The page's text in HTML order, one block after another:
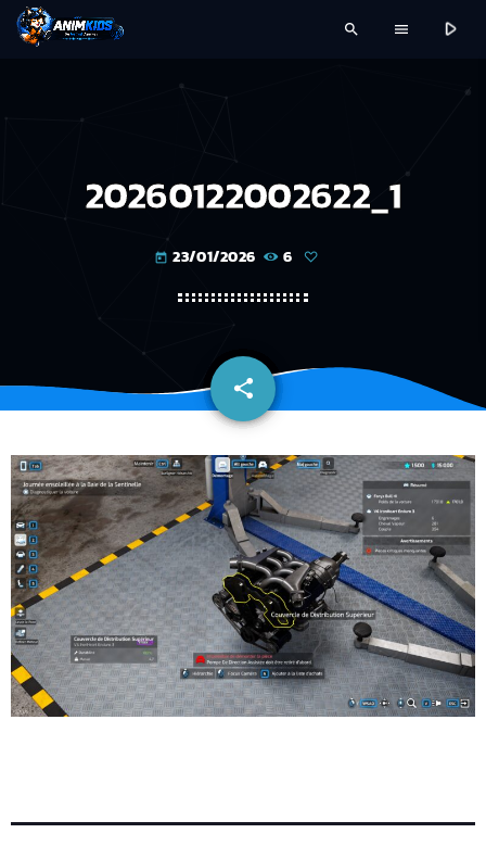
search menu play_arrow
20260122002622_1
today 23/01/2026 6
share
email